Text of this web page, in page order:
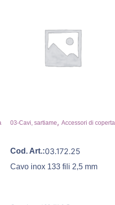
03-Cavi, sartiame, Accessori di coperta
Cod. Art.:03.172.25
Cavo inox 133 fili 2,5 mm